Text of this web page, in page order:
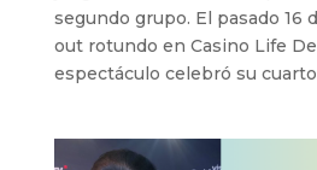
segundo grupo. El pasado 16
out rotundo en Casino Life
espectáculo celebró su